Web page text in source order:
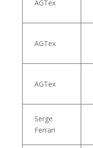
AGTex
AGTex
AGTex
Serge
Ferrari